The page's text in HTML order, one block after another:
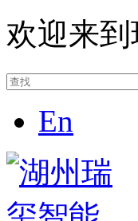
欢迎来
En